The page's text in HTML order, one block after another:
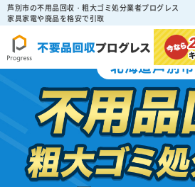
芦別市の不用品回収・粗大ゴミ処分業者プログレス
家具家電や廃品を格安で引取
北海道芦別